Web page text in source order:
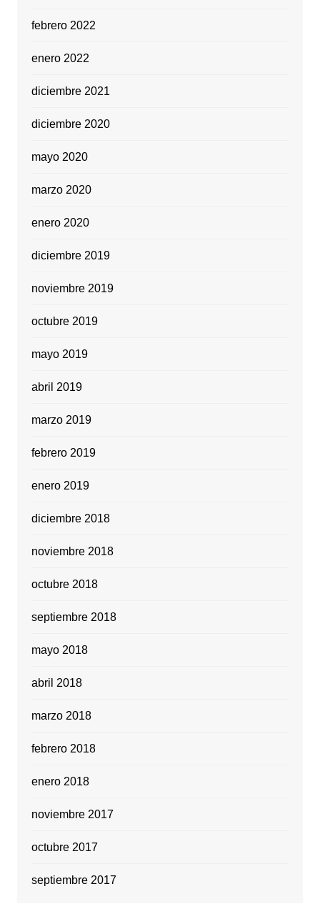
febrero 2022
enero 2022
diciembre 2021
diciembre 2020
mayo 2020
marzo 2020
enero 2020
diciembre 2019
noviembre 2019
octubre 2019
mayo 2019
abril 2019
marzo 2019
febrero 2019
enero 2019
diciembre 2018
noviembre 2018
octubre 2018
septiembre 2018
mayo 2018
abril 2018
marzo 2018
febrero 2018
enero 2018
noviembre 2017
octubre 2017
septiembre 2017